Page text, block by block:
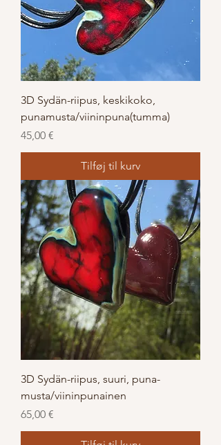
3D Sydän-riipus, keskikoko,
punamusta/viininpuna(tumma)
Pris
45,00 €
Tilføj til kurv
3D Sydän-riipus, suuri, puna-
musta/viininpunainen
Pris
65,00 €